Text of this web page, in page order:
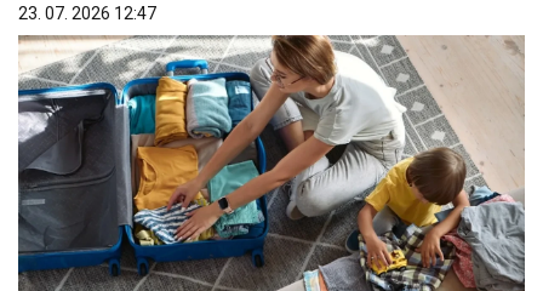
23. 07. 2026 12:47